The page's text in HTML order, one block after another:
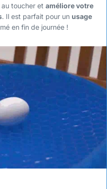
au toucher et améliore votre
. Il est parfait pour un usage
en fin de journée !